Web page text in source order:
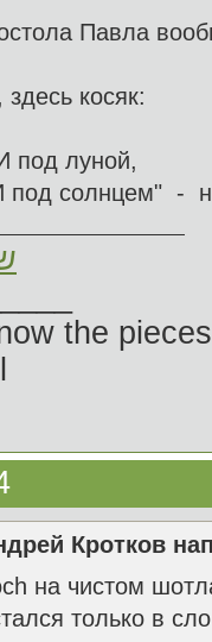
Павла
косяк:
под луной,
солнцем" -
the
Кротков
на чистом
только в